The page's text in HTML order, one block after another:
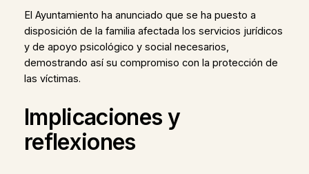
El Ayuntamiento ha anunciado que se ha puesto a
disposición de la familia afectada los servicios jurídicos
y de apoyo psicológico y social necesarios,
demostrando así su compromiso con la protección de
las víctimas.
Implicaciones y
reflexiones